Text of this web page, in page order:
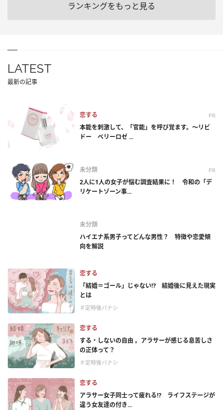
ランキングをもっと見る
LATEST
最新の記事
恋する PR
本能を刺激して、「官能」を呼び覚ます。～リビ
ドー ベリーロゼ ...
未分類 PR
2人に1人の女子が悩む調査結果に！ 令和の「デ
リケートゾーン事...
未分類
ハイエナ系男子ってどんな男性？ 特徴や恋愛傾
向を解説
恋する
「結婚＝ゴール」じゃない⁉ 結婚後に見えた現実
とは
＃定時後バナシ
恋する
する・しないの自由 。アラサーが感じる息苦しさ
の正体って？
＃定時後バナシ
恋する
アラサー女子同士って疲れる⁉ ライフステージが
違う女友達の付き...